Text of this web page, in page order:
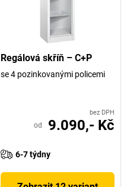
Regálová skříň – C+P
se 4 pozinkovanými policemi
bez DPH
od 9.090,- Kč
6-7 týdny